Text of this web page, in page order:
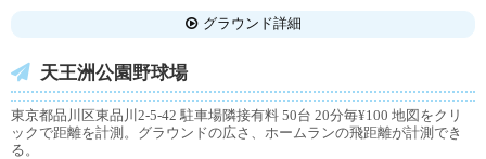
グラウンド詳細
天王洲公園野球場
東京都品川区東品川2-5-42 駐車場隣接有料 50台 20分毎¥100 地図をクリ
ックで距離を計測。グラウンドの広さ、ホームランの飛距離が計測でき
る。